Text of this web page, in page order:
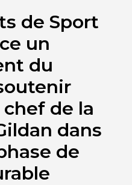
et
de Sport
un
du
de la
dans
de